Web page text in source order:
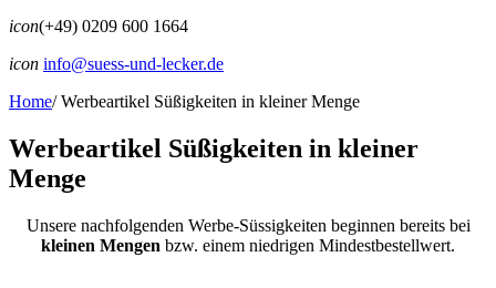
icon(+49) 0209 600 1664
icon info@suess-und-lecker.de
Home/Werbeartikel Süßigkeiten in kleiner Menge
Werbeartikel Süßigkeiten in kleiner
Menge
Unsere nachfolgenden Werbe-Süssigkeiten beginnen bereits bei
kleinen Mengen bzw. einem niedrigen Mindestbestellwert.